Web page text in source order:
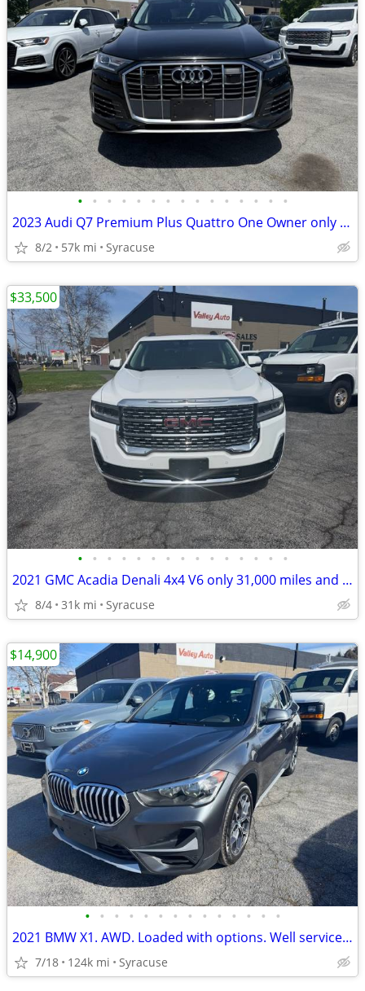
• • • • • • • • • • • • • • •
2023 Audi Q7 Premium Plus Quattro One Owner only 57,000 miles!
8/2 57k mi Syracuse
• • • • • • • • • • • • • • •
2021 GMC Acadia Denali 4x4 V6 only 31,000 miles and loaded!
8/4 31k mi Syracuse
$33,500
• • • • • • • • • • • • • •
2021 BMW X1. AWD. Loaded with options. Well serviced.
7/18 124k mi Syracuse
$14,900